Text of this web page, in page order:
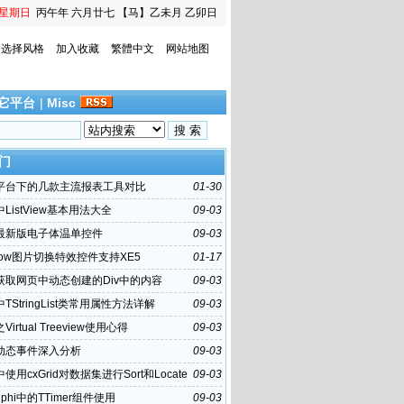
期日 丙午年 六月廿七 【马】乙未月 乙卯日
选择风格 加入收藏 繁體中文 网站地图
平台 | Misc
01-30
台下的几款主流报表工具对比
09-03
ListView基本用法大全
09-03
新版电子体温单控件
01-17
图片切换特效控件支持XE5
09-03
取网页中动态创建的Div中的内容
09-03
TStringList类常用属性方法详解
09-03
Virtual Treeview使用心得
09-03
态事件深入分析
09-03
使用cxGrid对数据集进行Sort和Locate
09-03
中的TTimer组件使用